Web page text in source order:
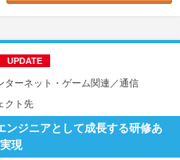
ターネット・ゲーム関連／通信
クト先
UPDATE
ンジニアとして成長する研修あ
現